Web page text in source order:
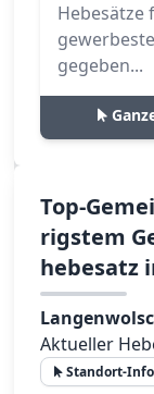
Hebesätze
gegeben...
Top-­
rig­stem
he­be­satz
Aktueller
Standort-